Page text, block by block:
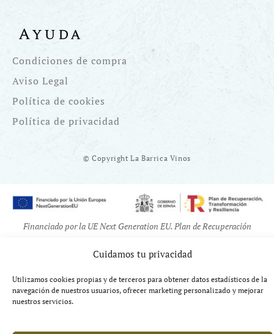
Cuidamos tu privacidad
Utilizamos cookies propias y de terceros para obtener datos estadísticos de la
navegación de nuestros usuarios, ofrecer marketing personalizado y mejorar
nuestros servicios.
Ayuda
Condiciones de compra
Aviso Legal
Política de cookies
Política de privacidad
© Copyright La Barrica Vinos
Financiado por la UE Next Generation EU. Plan de Recuperación